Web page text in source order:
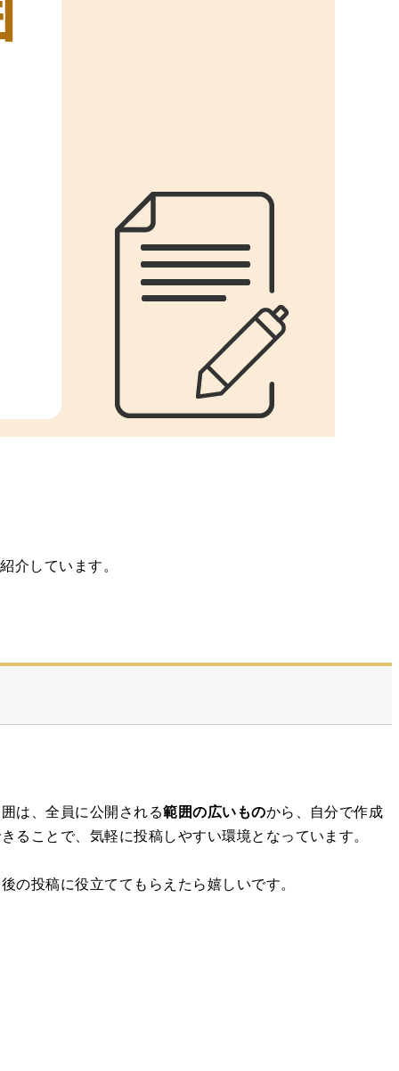
介しています。
は、全員に公開される範囲の広いものから、自分で作成
ることで、気軽に投稿しやすい環境となっています。
の投稿に役立ててもらえたら嬉しいです。